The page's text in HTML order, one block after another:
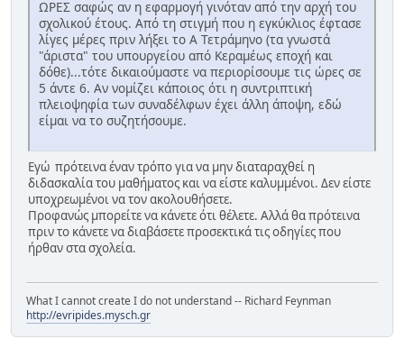
ΩΡΕΣ σαφώς αν η εφαρμογή γινόταν από την αρχή του
σχολικού έτους. Από τη στιγμή που η εγκύκλιος έφτασε
λίγες μέρες πριν λήξει το Α Τετράμηνο (τα γνωστά
"άριστα" του υπουργείου από Κεραμέως εποχή και
δόθε)...τότε δικαιούμαστε να περιορίσουμε τις ώρες σε
5 άντε 6. Αν νομίζει κάποιος ότι η συντριπτική
πλειοψηφία των συναδέλφων έχει άλλη άποψη, εδώ
είμαι να το συζητήσουμε.
Εγώ πρότεινα έναν τρόπο για να μην διαταραχθεί η
διδασκαλία του μαθήματος και να είστε καλυμμένοι. Δεν είστε
υποχρεωμένοι να τον ακολουθήσετε.
Προφανώς μπορείτε να κάνετε ότι θέλετε. Αλλά θα πρότεινα
πριν το κάνετε να διαβάσετε προσεκτικά τις οδηγίες που
ήρθαν στα σχολεία.
What I cannot create I do not understand -- Richard Feynman
http://evripides.mysch.gr